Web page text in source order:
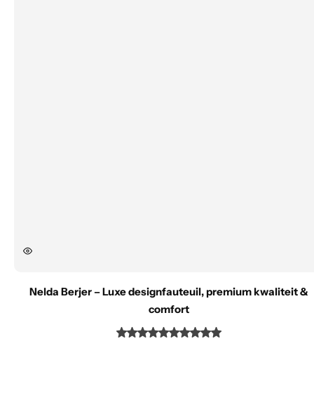
Nelda Berjer – Luxe designfauteuil, premium kwaliteit &
comfort